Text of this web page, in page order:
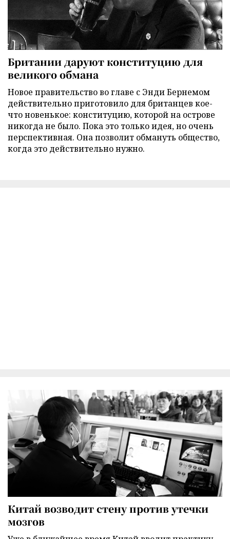
Британии даруют конституцию для
великого обмана
Новое правительство во главе с Энди Бернемом
действительно приготовило для британцев кое-
что новенькое: конституцию, которой на острове
никогда не было. Пока это только идея, но очень
перспективная. Она позволит обмануть общество,
когда это действительно нужно.
Китай возводит стену против утечки
мозгов